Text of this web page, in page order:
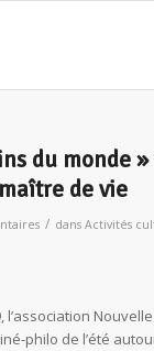
du monde
de vie
/ dans Activités
l’association
philo de l’été